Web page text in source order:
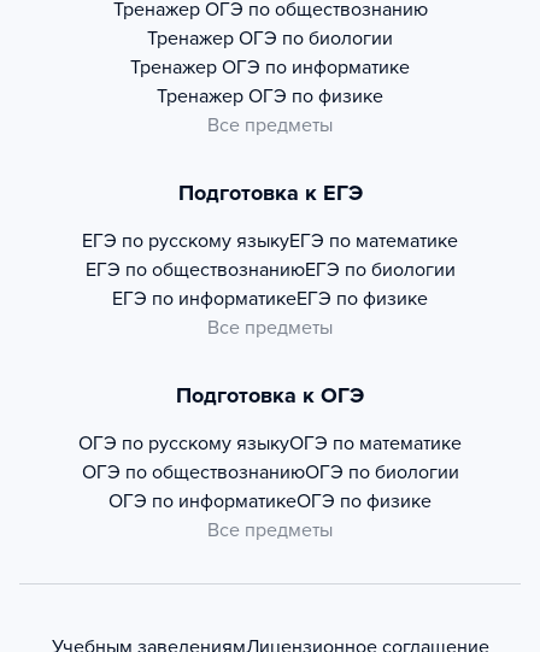
Тренажер ОГЭ по обществознанию
Тренажер ОГЭ по биологии
Тренажер ОГЭ по информатике
Тренажер ОГЭ по физике
Все предметы
Подготовка к ЕГЭ
ЕГЭ по русскому языкуЕГЭ по математике
ЕГЭ по обществознаниюЕГЭ по биологии
ЕГЭ по информатикеЕГЭ по физике
Все предметы
Подготовка к ОГЭ
ОГЭ по русскому языкуОГЭ по математике
ОГЭ по обществознаниюОГЭ по биологии
ОГЭ по информатикеОГЭ по физике
Все предметы
Учебным заведениямЛицензионное соглашение